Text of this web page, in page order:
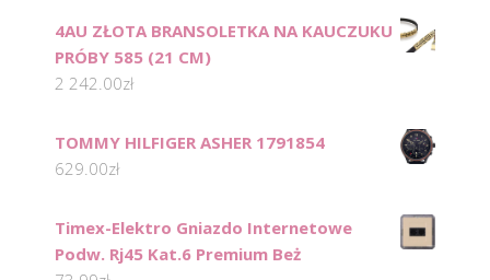
4AU ZŁOTA BRANSOLETKA NA KAUCZUKU
PRÓBY 585 (21 CM)
2 242.00zł
TOMMY HILFIGER ASHER 1791854
629.00zł
Timex-Elektro Gniazdo Internetowe
Podw. Rj45 Kat.6 Premium Beż